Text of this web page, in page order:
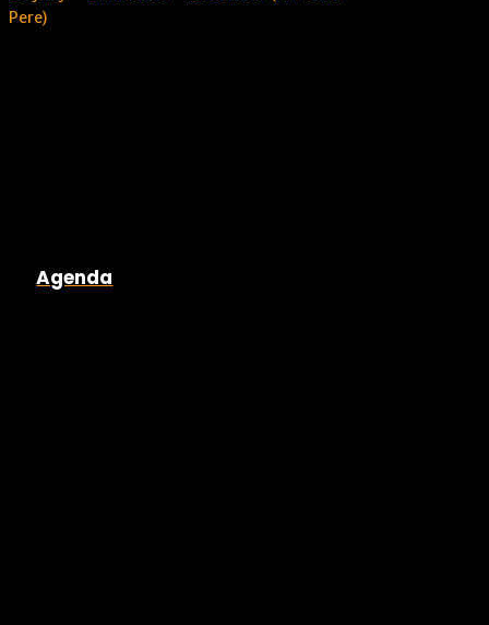
Pere)
Agenda